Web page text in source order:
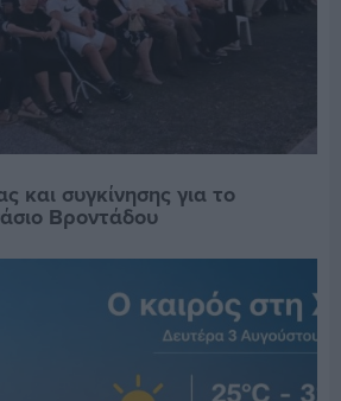
και συγκίνησης για το
Βροντάδου